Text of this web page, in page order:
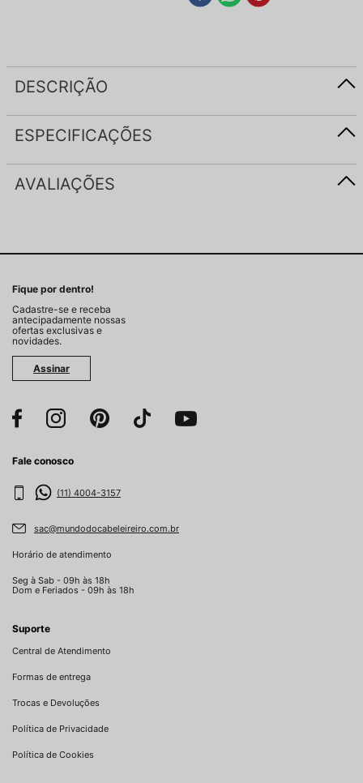
DESCRIÇÃO
ESPECIFICAÇÕES
AVALIAÇÕES
Fique por dentro!
Cadastre-se e receba
antecipadamente nossas
ofertas exclusivas e
novidades.
Assinar
Fale conosco
(11) 4004-3157
sac@mundodocabeleireiro.com.br
Horário de atendimento
Seg à Sab - 09h às 18h
Dom e Feriados - 09h às 18h
Suporte
Central de Atendimento
Formas de entrega
Trocas e Devoluções
Política de Privacidade
Política de Cookies